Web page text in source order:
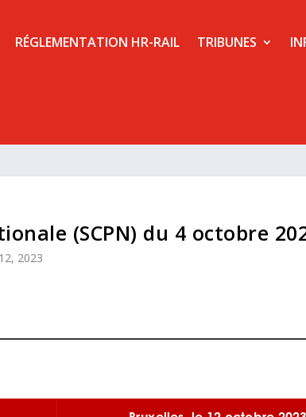
RÉGLEMENTATION HR-RAIL TRIBUNES
(SCPN) du 4 octobre
2023